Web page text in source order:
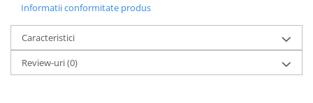
Informatii conformitate produs
Caracteristici
Review-uri(0)